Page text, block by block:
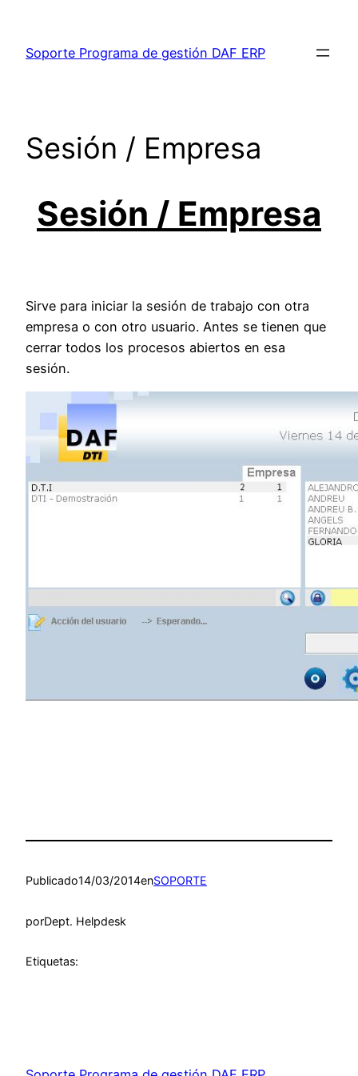
contenido
Soporte Programa de gestión DAF ERP
Sesión / Empresa
Sesión / Empresa
Sirve para iniciar la sesión de trabajo con otra
empresa o con otro usuario. Antes se tienen que
cerrar todos los procesos abiertos en esa
sesión.
Publicado14/03/2014enSOPORTE
porDept. Helpdesk
Etiquetas: